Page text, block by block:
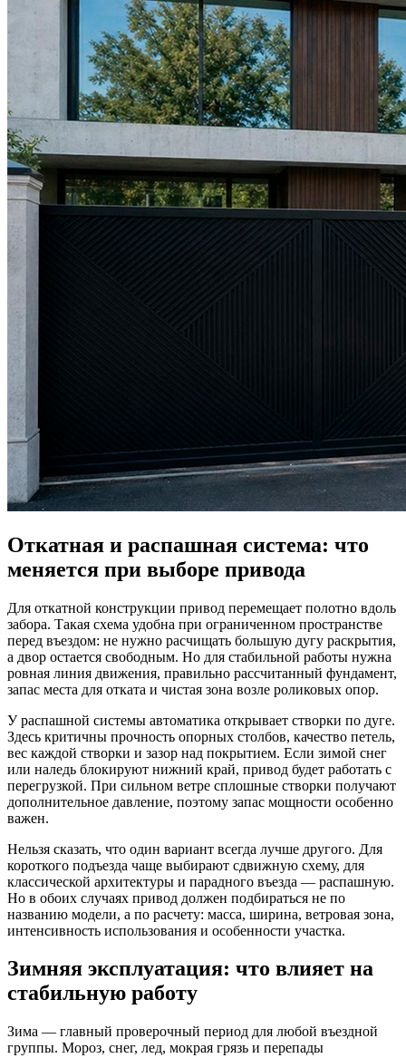
Откатная и распашная система: что
меняется при выборе привода
Для откатной конструкции привод перемещает полотно вдоль
забора. Такая схема удобна при ограниченном пространстве
перед въездом: не нужно расчищать большую дугу раскрытия,
а двор остается свободным. Но для стабильной работы нужна
ровная линия движения, правильно рассчитанный фундамент,
запас места для отката и чистая зона возле роликовых опор.
У распашной системы автоматика открывает створки по дуге.
Здесь критичны прочность опорных столбов, качество петель,
вес каждой створки и зазор над покрытием. Если зимой снег
или наледь блокируют нижний край, привод будет работать с
перегрузкой. При сильном ветре сплошные створки получают
дополнительное давление, поэтому запас мощности особенно
важен.
Нельзя сказать, что один вариант всегда лучше другого. Для
короткого подъезда чаще выбирают сдвижную схему, для
классической архитектуры и парадного въезда — распашную.
Но в обоих случаях привод должен подбираться не по
названию модели, а по расчету: масса, ширина, ветровая зона,
интенсивность использования и особенности участка.
Зимняя эксплуатация: что влияет на
стабильную работу
Зима — главный проверочный период для любой въездной
группы. Мороз, снег, лед, мокрая грязь и перепады